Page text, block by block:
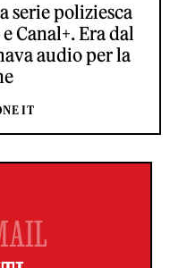
serie poliziesca
Canal+. Era dal
audio per la
IT